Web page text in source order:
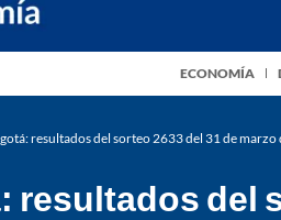
ECONOMÍA
resultados del sorteo 2633 del 31 de marzo
del